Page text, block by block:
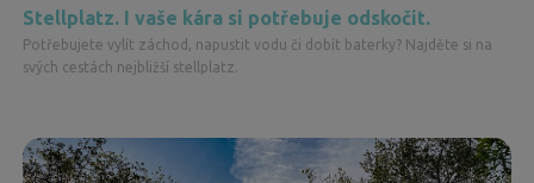
Stellplatz. I vaše kára si potřebuje odskočit.
Potřebujete vylít záchod, napustit vodu či dobít baterky? Najděte si na
svých cestách nejbližší stellplatz.